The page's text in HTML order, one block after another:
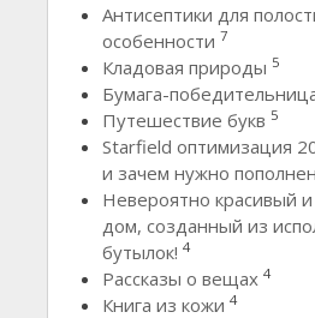
Антисептики для
особенности 7
Кладовая природы 5
Бумага-
Путешествие букв 5
Starfield оптимизация
и зачем нужно
Невероятно красивый
дом, созданный из
бутылок! 4
Рассказы о вещах 4
Книга из кожи 4